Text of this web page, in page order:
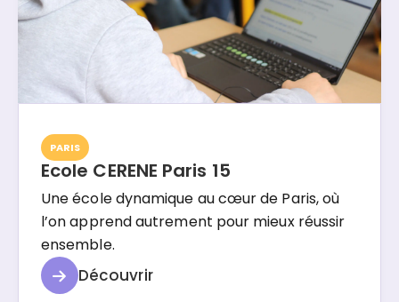
PARIS
Ecole CERENE Paris 15
Une école dynamique au cœur de Paris, où
l’on apprend autrement pour mieux réussir
ensemble.
Découvrir